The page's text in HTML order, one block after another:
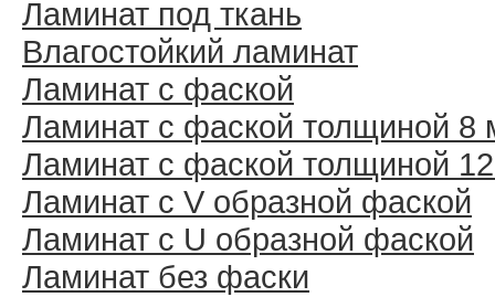
Ламинат под ткань
Влагостойкий ламинат
Ламинат с фаской
Ламинат с фаской толщиной 8
Ламинат с фаской толщиной
Ламинат с V образной фаской
Ламинат с U образной фаской
Ламинат без фаски